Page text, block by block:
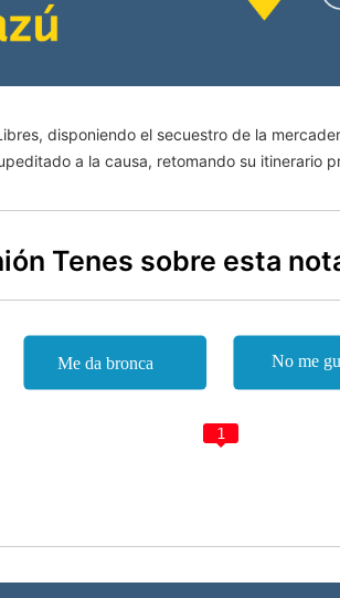
disponiendo el secuestro de la
a la causa, retomando su itinerario
Tenes sobre esta
1